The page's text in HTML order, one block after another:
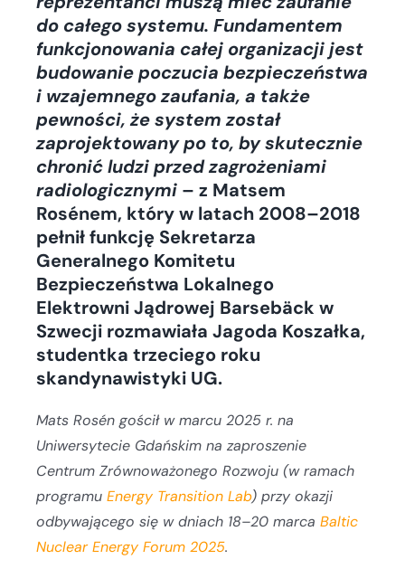
do całego systemu. Fundamentem
funkcjonowania całej organizacji jest
budowanie poczucia bezpieczeństwa
i wzajemnego zaufania, a także
pewności, że system został
zaprojektowany po to, by skutecznie
chronić ludzi przed zagrożeniami
radiologicznymi– z Matsem
Rosénem, który w latach 2008–2018
pełnił funkcję Sekretarza
Generalnego Komitetu
Bezpieczeństwa Lokalnego
Elektrowni Jądrowej Barsebäck w
Szwecji rozmawiała Jagoda Koszałka,
studentka trzeciego roku
skandynawistyki UG.
Mats Rosén gościł w marcu 2025 r. na
Uniwersytecie Gdańskim na zaproszenie
Centrum Zrównoważonego Rozwoju (w ramach
programu Energy Transition Lab) przy okazji
odbywającego się w dniach 18–20 marca Baltic
Nuclear Energy Forum 2025.